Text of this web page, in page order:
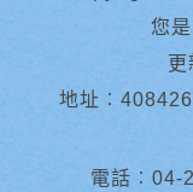
您
更
地址
電話︰ 04-